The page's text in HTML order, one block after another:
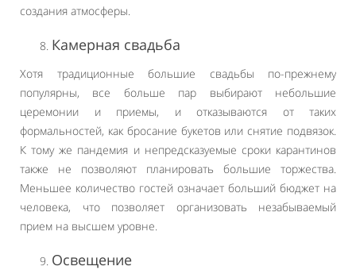
создания атмосферы.
Камерная свадьба
Хотя традиционные большие свадьбы по-прежнему
популярны, все больше пар выбирают небольшие
церемонии и приемы, и отказываются от таких
формальностей, как бросание букетов или снятие подвязок.
К тому же пандемия и непредсказуемые сроки карантинов
также не позволяют планировать большие торжества.
Меньшее количество гостей означает больший бюджет на
человека, что позволяет организовать незабываемый
прием на высшем уровне.
Освещение